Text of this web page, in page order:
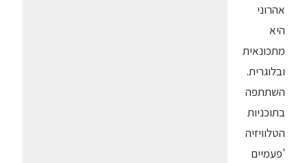
אהרוני
היא
מתכונאית
ובלוגרית.
השתתפה
בתוכניות
הטלוויזיה
'פעמיים